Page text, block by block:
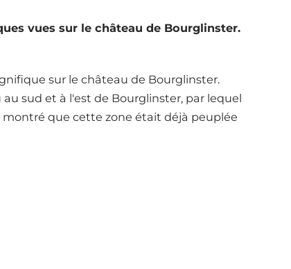
vues sur le château de Bourglinster.
sur le château de Bourglinster.
sud et à l'est de Bourglinster, par lequel
montré que cette zone était déjà peuplée